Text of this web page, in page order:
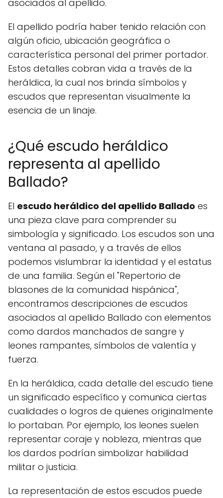
asociados al apellido.
El apellido podría haber tenido relación con
algún oficio, ubicación geográfica o
característica personal del primer portador.
Estos detalles cobran vida a través de la
heráldica, la cual nos brinda símbolos y
escudos que representan visualmente la
esencia de un linaje.
¿Qué escudo heráldico
representa al apellido
Ballado?
El escudo heráldico del apellido Ballado es
una pieza clave para comprender su
simbología y significado. Los escudos son una
ventana al pasado, y a través de ellos
podemos vislumbrar la identidad y el estatus
de una familia. Según el "Repertorio de
blasones de la comunidad hispánica",
encontramos descripciones de escudos
asociados al apellido Ballado con elementos
como dardos manchados de sangre y
leones rampantes, símbolos de valentía y
fuerza.
En la heráldica, cada detalle del escudo tiene
un significado específico y comunica ciertas
cualidades o logros de quienes originalmente
lo portaban. Por ejemplo, los leones suelen
representar coraje y nobleza, mientras que
los dardos podrían simbolizar habilidad
militar o justicia.
La representación de estos escudos puede